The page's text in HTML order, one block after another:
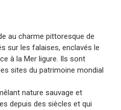
au charme pittoresque de
sur les falaises, enclavés le
à la Mer ligure. Ils sont
sites du patrimoine mondial
nature sauvage et
depuis des siècles et qui